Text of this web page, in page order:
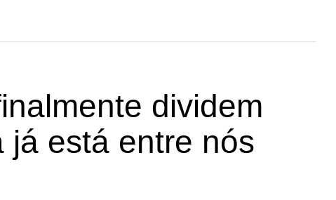
dividem
já está entre nós